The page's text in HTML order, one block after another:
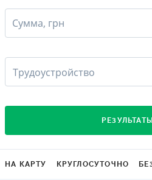
Сумма, грн
Трудоустройство
РЕЗУЛЬТАТЫ
НА КАРТУ КРУГЛОСУТОЧНО